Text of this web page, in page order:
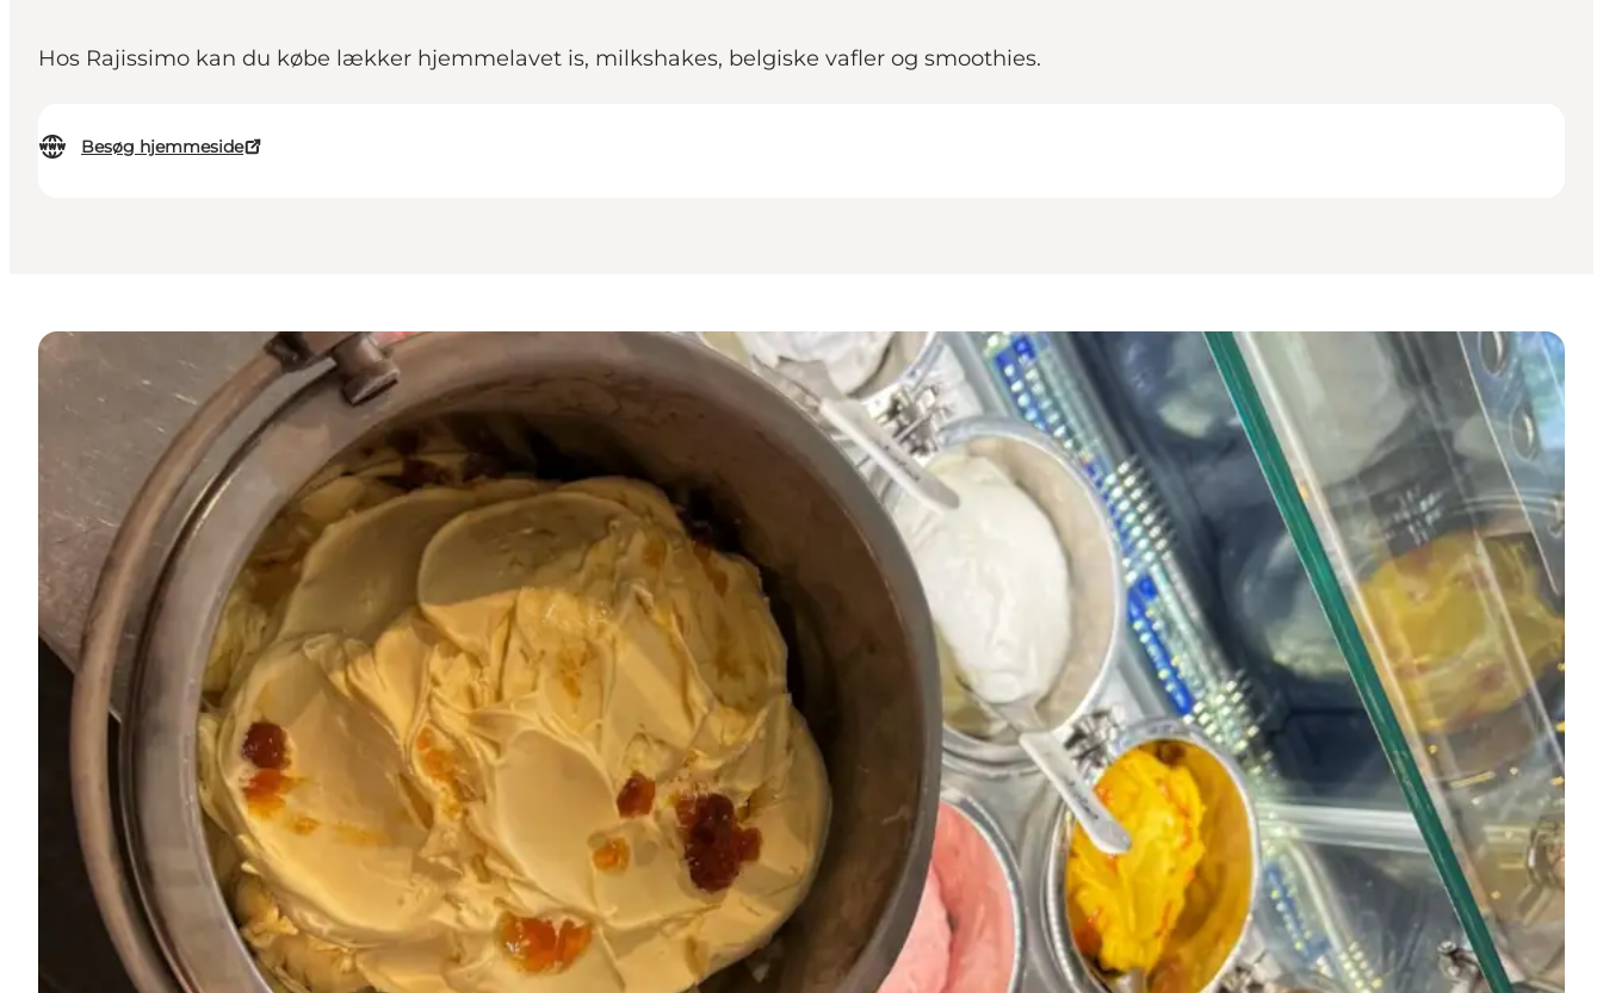
Hos Rajissimo kan du købe lækker hjemmelavet is, milkshakes, belgiske vafler og smoothies.
Besøg hjemmeside